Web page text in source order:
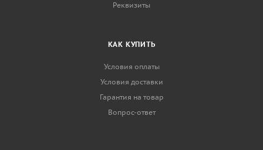
Реквизиты
КАК КУПИТЬ
Условия оплаты
Условия доставки
Гарантия на товар
Вопрос-ответ